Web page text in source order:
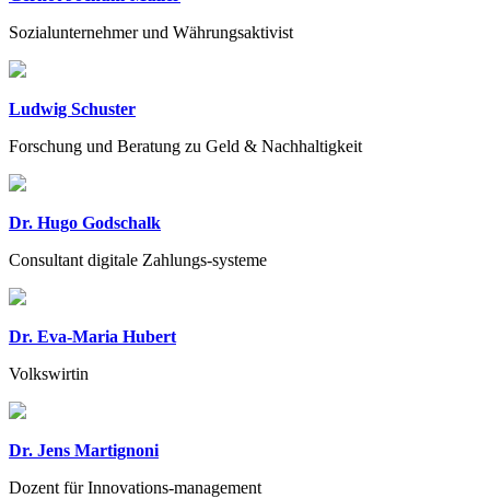
Sozialunternehmer und Währungsaktivist
Ludwig Schuster
Forschung und Beratung zu Geld & Nachhaltigkeit
Dr. Hugo Godschalk
Consultant digitale Zahlungs-systeme
Dr. Eva-Maria Hubert
Volkswirtin
Dr. Jens Martignoni
Dozent für Innovations-management